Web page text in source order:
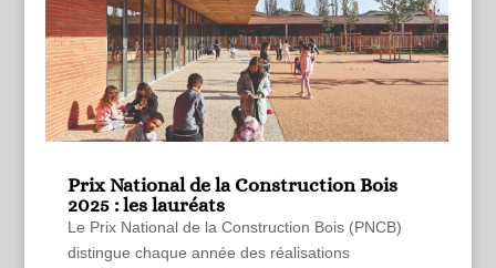
Prix National de la Construction Bois
2025 : les lauréats
Le Prix National de la Construction Bois (PNCB)
distingue chaque année des réalisations